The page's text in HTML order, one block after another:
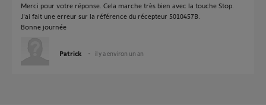
Merci pour votre réponse. Cela marche très bien avec la touche Stop.
J'ai fait une erreur sur la référence du récepteur 5010457B.
Bonne journée
Patrick il y a environ un an